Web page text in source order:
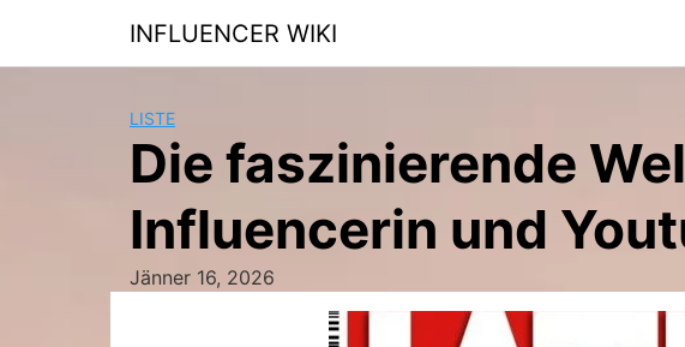
content
INFLUENCER WIKI
LISTE
Die faszinierende
Influencerin und
Jänner 16, 2026